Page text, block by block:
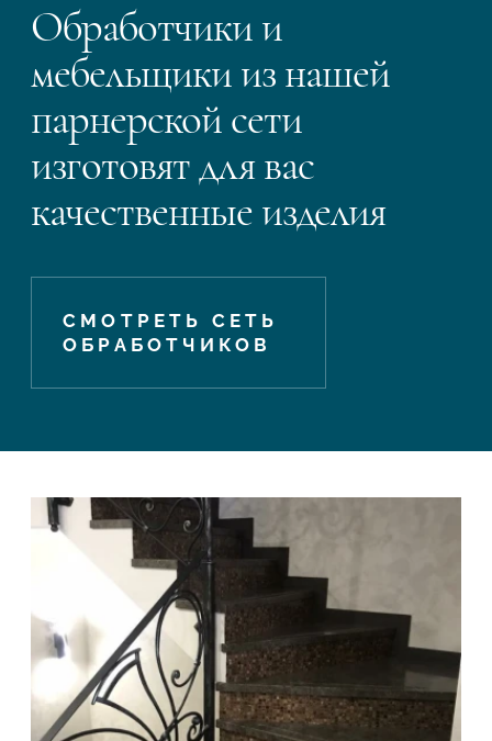
Обработчики и
мебельщики из нашей
парнерской сети
изготовят для вас
качественные изделия
СМОТРЕТЬ СЕТЬ
ОБРАБОТЧИКОВ